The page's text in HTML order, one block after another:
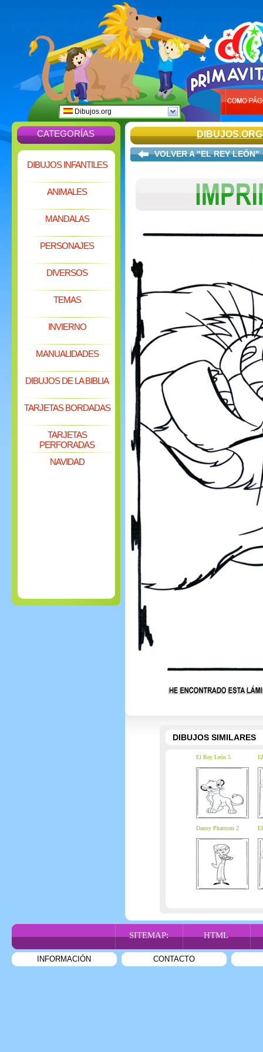
Dibujos.org
CATEGORÍAS
DIBUJOS INFANTILES
ANIMALES
MANDALAS
PERSONAJES
DIVERSOS
TEMAS
INVIERNO
MANUALIDADES
DIBUJOS DE LA BIBLIA
TARJETAS BORDADAS
TARJETAS
PERFORADAS
NAVIDAD
DIBUJOS.ORG
VOLVER A "EL REY LEÓN"
DIBUJOS SIMILARES
El Rey León 5
Danny Phantom 2
SITEMAP: HTML
INFORMACIÓN CONTACTO